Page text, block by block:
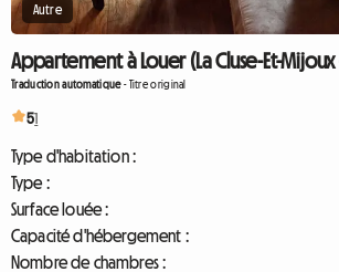
Autre
Appartement à Louer (La Cluse-Et-
Traduction automatique-Titre original
51
Type d'habitation :
Type :
Surface louée :
Capacité d'hébergement :
Nombre de chambres :